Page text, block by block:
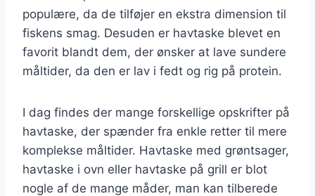
populære, da de tilføjer en ekstra dimension til
fiskens smag. Desuden er havtaske blevet en
favorit blandt dem, der ønsker at lave sundere
måltider, da den er lav i fedt og rig på protein.
I dag findes der mange forskellige opskrifter på
havtaske, der spænder fra enkle retter til mere
komplekse måltider. Havtaske med grøntsager,
havtaske i ovn eller havtaske på grill er blot
nogle af de mange måder, man kan tilberede